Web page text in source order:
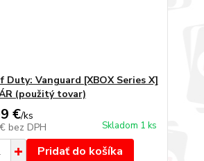
Duty: Vanguard [XBOX Series X]
(použitý tovar)
€/ks
bez DPH Skladom 1 ks
Pridať do košíka